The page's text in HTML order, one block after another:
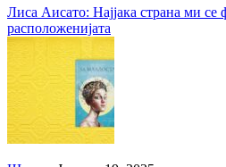
Лиса Аисато: Најјака страна ми се
расположенијата